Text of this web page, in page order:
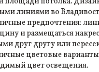
линиями во
предпочтения:
и размещаться
друг другу или
цветовые
цвет освещения.